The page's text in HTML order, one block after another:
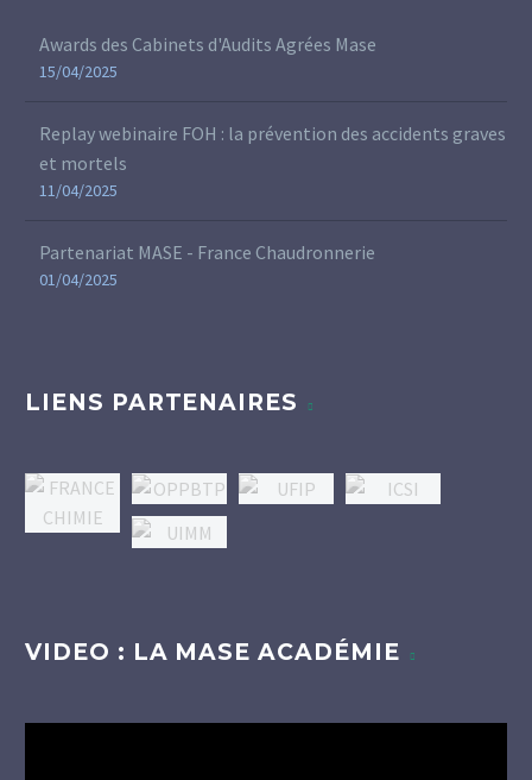
Awards des Cabinets d'Audits Agrées Mase
15/04/2025
Replay webinaire FOH : la prévention des accidents graves
et mortels
11/04/2025
Partenariat MASE - France Chaudronnerie
01/04/2025
LIENS PARTENAIRES
VIDEO : LA MASE ACADÉMIE